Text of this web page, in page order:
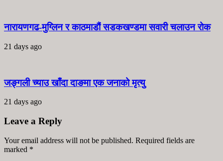
नारायणगढ-मुग्लिन र काठमाडौं सडकखण्डमा सवारी चलाउन रोक
21 days ago
जङ्गली च्याउ खाँदा दाङमा एक जनाको मृत्यु
21 days ago
Leave a Reply
Your email address will not be published. Required fields are
marked *